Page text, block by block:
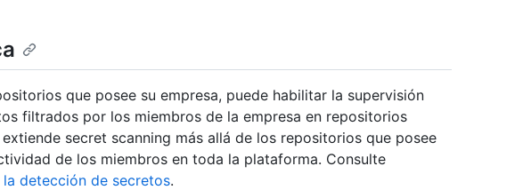
que posee su empresa, puede habilitar la supervisión
filtrados por los miembros de la empresa en repositorios
secret scanning más allá de los repositorios que posee
de los miembros en toda la plataforma. Consulte
detección de secretos.